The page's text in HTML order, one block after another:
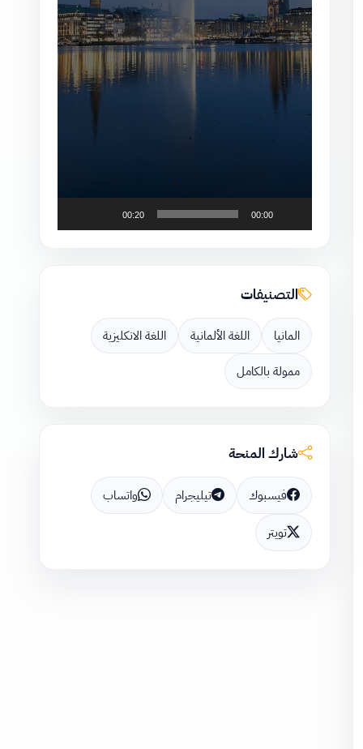
00:00
00:20
التصنيفات
المانيا اللغة الألمانية
اللغة الانكليزية
ممولة بالكامل
شارك المنحة
فيسبوك تيليجرام واتساب
تويتر